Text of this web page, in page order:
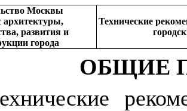
Москвы
архитектуры,
развития и
города
Технические
ОБЩИЕ